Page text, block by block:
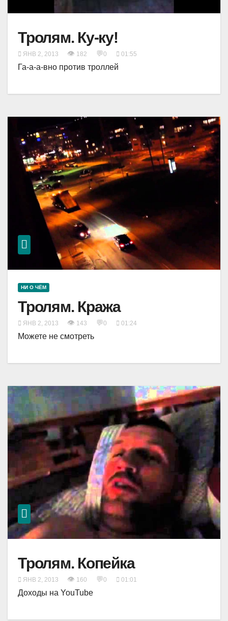
Тролям. Ку-ку!
ЯНВ 2, 2013 👁 182 💬0 01:55
Га-а-а-вно против троллей
НИ О ЧЁМ
Тролям. Кража
ЯНВ 2, 2013 👁 143 💬0 01:24
Можете не смотреть
Тролям. Копейка
ЯНВ 2, 2013 👁 160 💬0 01:01
Доходы на YouTube